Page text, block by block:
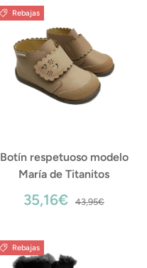
Rebajas
Botín respetuoso modelo
María de Titanitos
35,16€ 43,95€
Rebajas